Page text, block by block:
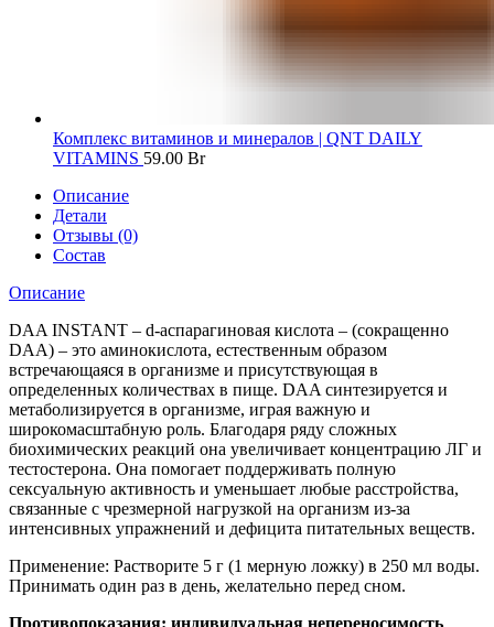
Комплекс витаминов и минералов | QNT DAILY
VITAMINS 59.00 Br
Описание
Детали
Отзывы (0)
Состав
Описание
DAA INSTANT – d-аспарагиновая кислота – (сокращенно
DAA) – это аминокислота, естественным образом
встречающаяся в организме и присутствующая в
определенных количествах в пище. DAA синтезируется и
метаболизируется в организме, играя важную и
широкомасштабную роль. Благодаря ряду сложных
биохимических реакций она увеличивает концентрацию ЛГ и
тестостерона. Она помогает поддерживать полную
сексуальную активность и уменьшает любые расстройства,
связанные с чрезмерной нагрузкой на организм из-за
интенсивных упражнений и дефицита питательных веществ.
Применение: Растворите 5 г (1 мерную ложку) в 250 мл воды.
Принимать один раз в день, желательно перед сном.